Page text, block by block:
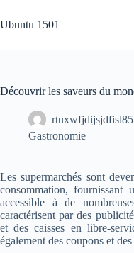
au
contenu
Ubuntu 1501
Découvrir les saveurs du
rtuxwfjdijsjdfisl85
Gastronomie
Les supermarchés sont
consommation, fournissant
accessible à de
caractérisent par des
et des caisses en libre-
également des coupons et